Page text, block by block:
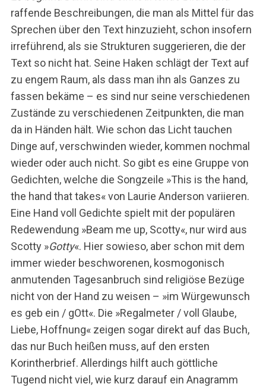
raffende Beschreibungen, die man als Mittel für das
Sprechen über den Text hinzuzieht, schon insofern
irreführend, als sie Strukturen suggerieren, die der
Text so nicht hat. Seine Haken schlägt der Text auf
zu engem Raum, als dass man ihn als Ganzes zu
fassen bekäme – es sind nur seine verschiedenen
Zustände zu verschiedenen Zeitpunkten, die man
da in Händen hält. Wie schon das Licht tauchen
Dinge auf, verschwinden wieder, kommen nochmal
wieder oder auch nicht. So gibt es eine Gruppe von
Gedichten, welche die Songzeile »This is the hand,
the hand that takes« von Laurie Anderson variieren.
Eine Hand voll Gedichte spielt mit der populären
Redewendung »Beam me up, Scotty«, nur wird aus
Scotty »Gotty«. Hier sowieso, aber schon mit dem
immer wieder beschworenen, kosmogonisch
anmutenden Tagesanbruch sind religiöse Bezüge
nicht von der Hand zu weisen – »im Würgewunsch
es geb ein / gOtt«. Die »Regalmeter / voll Glaube,
Liebe, Hoffnung« zeigen sogar direkt auf das Buch,
das nur Buch heißen muss, auf den ersten
Korintherbrief. Allerdings hilft auch göttliche
Tugend nicht viel, wie kurz darauf ein Anagramm